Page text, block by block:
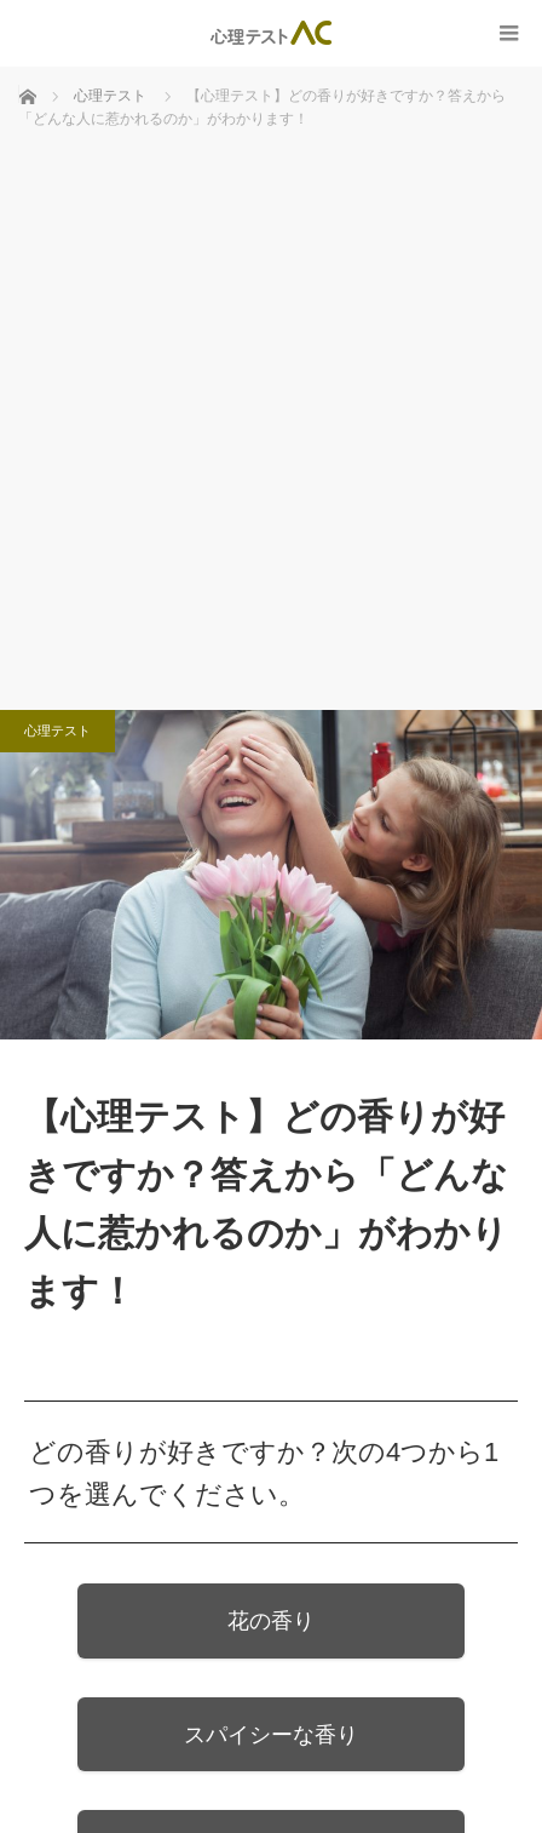
ホーム 心理テスト
【心理テスト】どの香りが好きですか？答えから
「どんな人に惹かれるのか」がわかります！
心理テスト
【心理テスト】どの香りが好
きですか？答えから「どんな
人に惹かれるのか」がわかり
ます！
どの香りが好きですか？次の4つから1
つを選んでください。
花の香り
スパイシーな香り